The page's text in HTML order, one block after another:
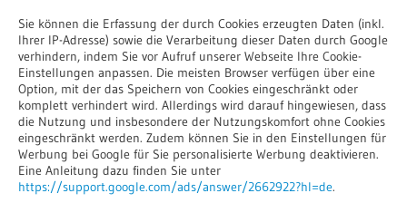
Sie können die Erfassung der durch Cookies erzeugten Daten (inkl.
Ihrer IP-Adresse) sowie die Verarbeitung dieser Daten durch Google
verhindern, indem Sie vor Aufruf unserer Webseite Ihre Cookie-
Einstellungen anpassen. Die meisten Browser verfügen über eine
Option, mit der das Speichern von Cookies eingeschränkt oder
komplett verhindert wird. Allerdings wird darauf hingewiesen, dass
die Nutzung und insbesondere der Nutzungskomfort ohne Cookies
eingeschränkt werden. Zudem können Sie in den Einstellungen für
Werbung bei Google für Sie personalisierte Werbung deaktivieren.
Eine Anleitung dazu finden Sie unter
https://support.google.com/ads/answer/2662922?hl=de.